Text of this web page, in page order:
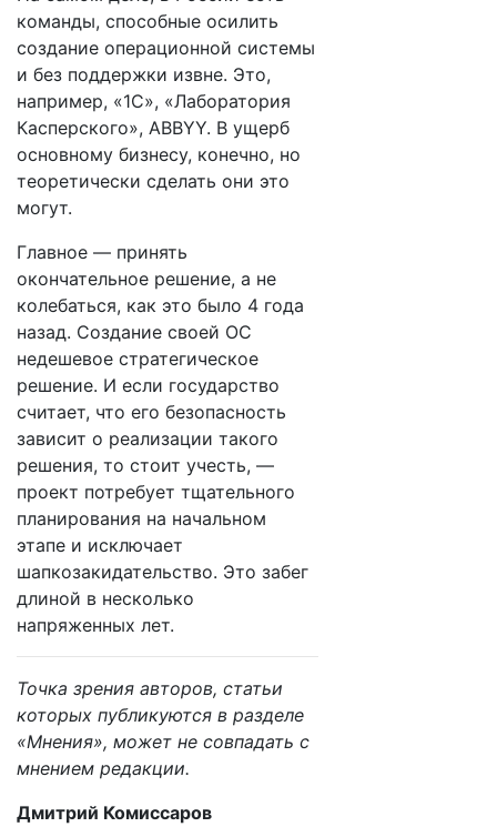
команды, способные осилить
создание операционной системы
и без поддержки извне. Это,
например, «1С», «Лаборатория
Касперского», ABBYY. В ущерб
основному бизнесу, конечно, но
теоретически сделать они это
могут.
Главное — принять
окончательное решение, а не
колебаться, как это было 4 года
назад. Создание своей ОС
недешевое стратегическое
решение. И если государство
считает, что его безопасность
зависит о реализации такого
решения, то стоит учесть, —
проект потребует тщательного
планирования на начальном
этапе и исключает
шапкозакидательство. Это забег
длиной в несколько
напряженных лет.
Точка зрения авторов, статьи
которых публикуются в разделе
«Мнения», может не совпадать с
мнением редакции.
Дмитрий Комиссаров